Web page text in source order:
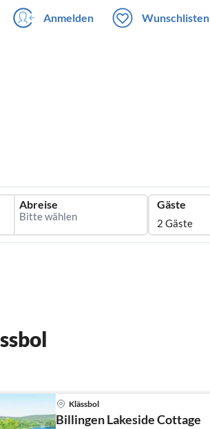
Anmelden Wunschlisten
Abreise Gäste
2 Gäste
Klässbol
Billingen Lakeside Cottage